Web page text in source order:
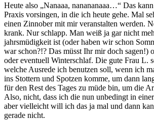
Heute also „Nanaaa, nanananaaa…“ Das
Praxis vorsingen, in die ich heute gehe. Mal
einen Zinnober mit mir veranstalten werden.
krank. Nur schlapp. Man weiß ja gar nicht
jahrsmüdigkeit ist (oder haben wir schon
war schon?!? Das müsst Ihr mir doch sagen!)
oder eventuell Winterschlaf. Die gute Frau L.
welche Ausrede ich benutzen soll, wenn ich
ins Stottern und Spotzen komme, um dann
für den Rest des Tages zu müde bin, um die
Also, nicht, dass ich die nun unbedingt in
aber vielleicht will ich das ja mal und dann
gerade nicht.